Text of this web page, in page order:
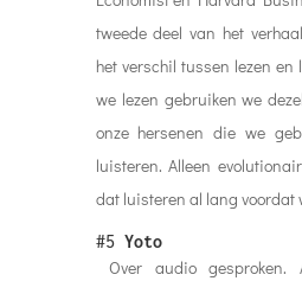
tweede deel van het
het verschil tussen lezen
we lezen gebruiken we
onze hersenen die we
luisteren. Alleen
dat luisteren al lang voordat
#5 Yoto
Over audio